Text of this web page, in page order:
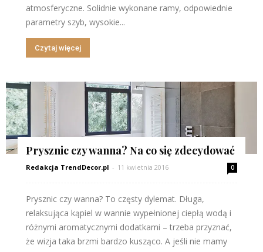
atmosferyczne. Solidnie wykonane ramy, odpowiednie
parametry szyb, wysokie...
Czytaj więcej
Prysznic czy wanna? Na co się zdecydować
Redakcja TrendDecor.pl - 11 kwietnia 2016 0
Prysznic czy wanna? To częsty dylemat. Długa,
relaksująca kąpiel w wannie wypełnionej ciepłą wodą i
różnymi aromatycznymi dodatkami – trzeba przyznać,
że wizja taka brzmi bardzo kusząco. A jeśli nie mamy